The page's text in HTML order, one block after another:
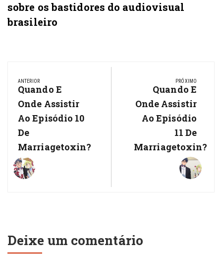
sobre os bastidores do audiovisual
brasileiro
de
Post
ANTERIOR
Previous
Post:
Quando E
Onde Assistir
Ao Episódio 10
De
Marriagetoxin?
PRÓXIMO
Next
Post:
Quando E
Onde Assistir
Ao Episódio
11 De
Marriagetoxin?
Deixe um comentário